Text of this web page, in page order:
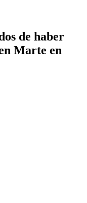
de haber
Marte en